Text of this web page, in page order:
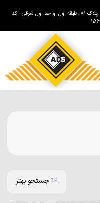
تهران، خیابان استاد مطهری،بعد از چهارراه سهروردی- پلاک 81- طبقه اول- واحد اول شرقی کد
جستجو بهتر